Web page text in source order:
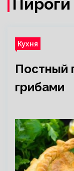
Кухня
Постный
грибами